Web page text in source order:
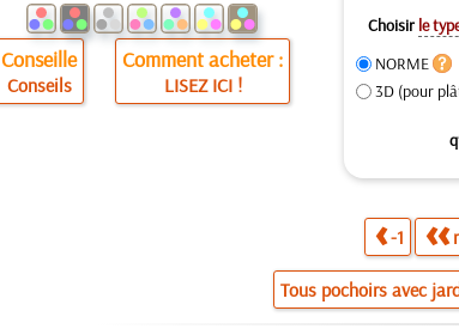
Conseille
Conseils
Comment acheter :
LISEZ ICI !
Choisir le
NORME
3D (pour
-1
Tous pochoirs avec